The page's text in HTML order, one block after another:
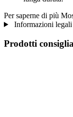
Per saperne di più
Informazioni legali
Prodotti